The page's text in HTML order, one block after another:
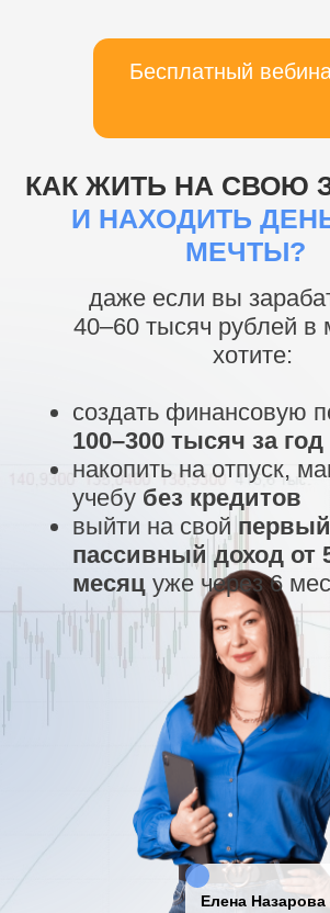
КАК ЖИТЬ НА СВОЮ ЗАРПЛАТУ
МЕЧТЫ?
БЕСПЛАТНЫЙ ВЕБИНАР В 18:00 ПО МСК
БЕСПЛАТНЫЙ ВЕБИНАР В 11:00 ПО МСК
Бесплатный вебинар
Елена Назарова— эксперт с 10-
летним опытом, которая помогла
тысячам людей достичь финансовой
стабильности
даже если вы зарабатываете
40–60 тысяч рублей в месяц, но
хотите:
создать финансовую подушку в
100–300 тысяч за год
накопить на отпуск, машину или
без кредитов
месяцуже через 6 месяцев